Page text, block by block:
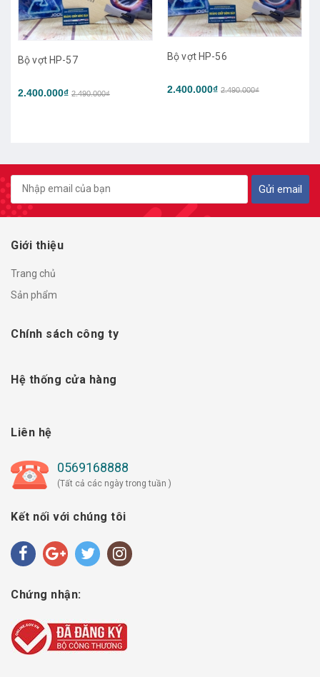
Bộ vợt HP-56
2.400.000₫ 2.490.000₫
Bộ vợt HP-55
2.300.000₫ 2.390.000₫
Gửi email
Giới thiệu
Trang chủ
Sản phẩm
Chính sách công ty
Hệ thống cửa hàng
Liên hệ
0569168888
(Tất cả các ngày trong tuần )
Kết nối với chúng tôi
Chứng nhận: